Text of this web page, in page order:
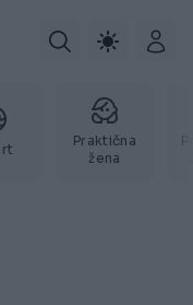
Praktična
žena